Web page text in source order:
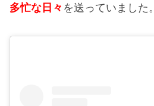
多忙な日々 を送っていました。